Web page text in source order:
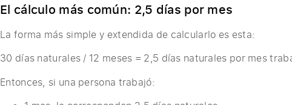
El cálculo más común: 2,5 días por mes
La forma más simple y extendida de calcularlo es esta:
30 días naturales / 12 meses = 2,5 días naturales por mes
Entonces, si una persona trabajó: